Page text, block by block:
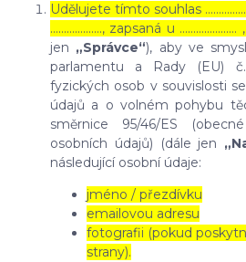
Udělujete tímto souhlas
………………., zapsaná u …………………
jen „Správce“), aby ve
parlamentu a Rady (EU)
fyzických osob v souvislosti
údajů a o volném pohybu
směrnice 95/46/ES
osobních údajů) (dále jen
následující osobní údaje:
jméno / přezdívku
emailovou adresu
fotografii (pokud
strany).